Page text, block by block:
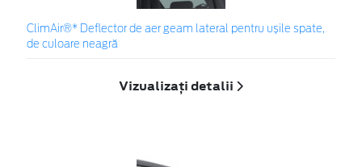
ClimAir®* Deflector de aer geam lateral pentru ușile spate,
de culoare neagră
Vizualizați detalii